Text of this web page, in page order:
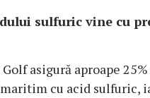
sulfuric vine cu
asigură aproape
cu acid sulfuric,